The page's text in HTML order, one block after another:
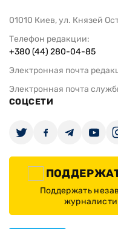
01010 Киев, ул. Князей
Телефон редакции:
+380 (44) 280-04-85
Электронная почта
Электронная почта
СОЦСЕТИ
Поддержать